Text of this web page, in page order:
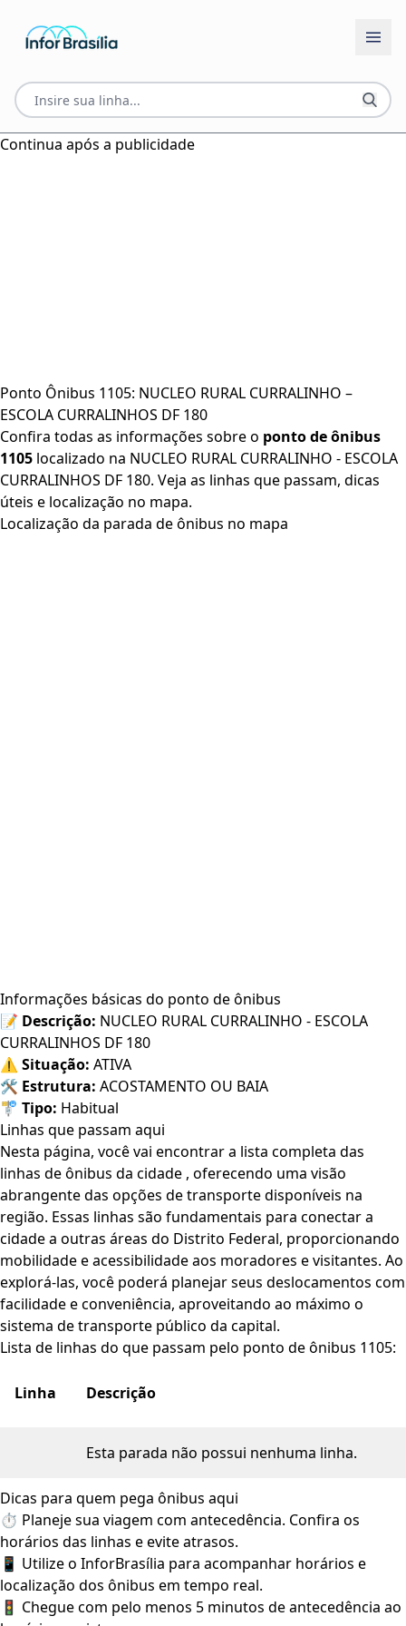
Continua após a publicidade
Ponto Ônibus 1105: NUCLEO RURAL CURRALINHO –
ESCOLA CURRALINHOS DF 180
Confira todas as informações sobre o ponto de ônibus
1105 localizado na NUCLEO RURAL CURRALINHO - ESCOLA
CURRALINHOS DF 180. Veja as linhas que passam, dicas
úteis e localização no mapa.
Localização da parada de ônibus no mapa
Informações básicas do ponto de ônibus
📝 Descrição: NUCLEO RURAL CURRALINHO - ESCOLA
CURRALINHOS DF 180
⚠️ Situação: ATIVA
🛠️ Estrutura: ACOSTAMENTO OU BAIA
🚏 Tipo: Habitual
Linhas que passam aqui
Nesta página, você vai encontrar a lista completa das
linhas de ônibus da cidade , oferecendo uma visão
abrangente das opções de transporte disponíveis na
região. Essas linhas são fundamentais para conectar a
cidade a outras áreas do Distrito Federal, proporcionando
mobilidade e acessibilidade aos moradores e visitantes. Ao
explorá-las, você poderá planejar seus deslocamentos com
facilidade e conveniência, aproveitando ao máximo o
sistema de transporte público da capital.
Lista de linhas do que passam pelo ponto de ônibus 1105:
Linha Descrição
Esta parada não possui nenhuma linha.
Dicas para quem pega ônibus aqui
⏱️ Planeje sua viagem com antecedência. Confira os
horários das linhas e evite atrasos.
📱 Utilize o InforBrasília para acompanhar horários e
localização dos ônibus em tempo real.
🚦 Chegue com pelo menos 5 minutos de antecedência ao